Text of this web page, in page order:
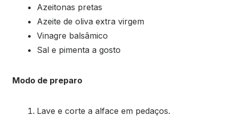
Azeitonas pretas
Azeite de oliva extra virgem
Vinagre balsâmico
Sal e pimenta a gosto
Modo de preparo
Lave e corte a alface em pedaços.